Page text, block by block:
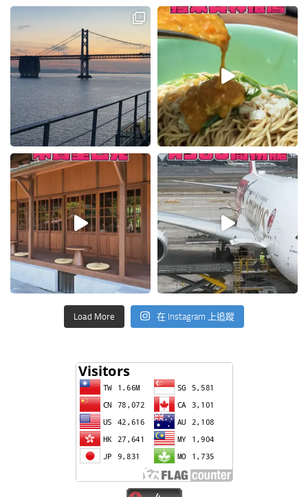
Load More 在 Instagram 上追蹤